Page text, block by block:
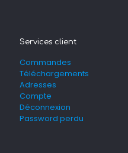
Services client
Commandes
Téléchargements
Adresses
Compte
Déconnexion
Password perdu